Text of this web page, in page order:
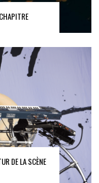
DE LA SCÈNE